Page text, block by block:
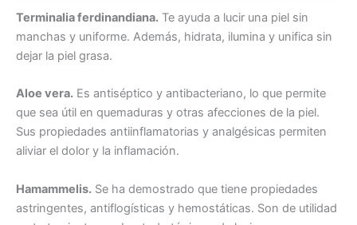
Terminalia ferdinandiana. Te ayuda a lucir una piel sin
manchas y uniforme. Además, hidrata, ilumina y unifica sin
dejar la piel grasa.
Aloe vera. Es antiséptico y antibacteriano, lo que permite
que sea útil en quemaduras y otras afecciones de la piel.
Sus propiedades antiinflamatorias y analgésicas permiten
aliviar el dolor y la inflamación.
Hamammelis. Se ha demostrado que tiene propiedades
astringentes, antiflogísticas y hemostáticas. Son de utili­dad